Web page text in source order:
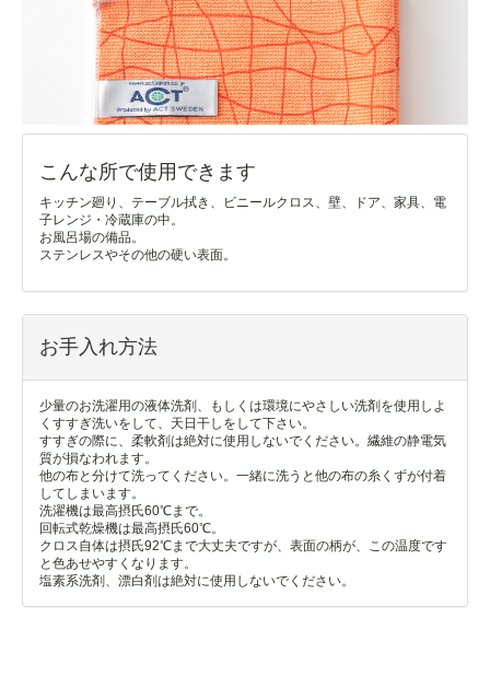
こんな所で使用できます
キッチン廻り、テーブル拭き、ビニールクロス、壁、ドア、家具、電
子レンジ・冷蔵庫の中。
お風呂場の備品。
ステンレスやその他の硬い表面。
お手入れ方法
少量のお洗濯用の液体洗剤、もしくは環境にやさしい洗剤を使用しよ
くすすぎ洗いをして、天日干しをして下さい。
すすぎの際に、柔軟剤は絶対に使用しないでください。繊維の静電気
質が損なわれます。
他の布と分けて洗ってください。一緒に洗うと他の布の糸くずが付着
してしまいます。
洗濯機は最高摂氏60℃まで。
回転式乾燥機は最高摂氏60℃。
クロス自体は摂氏92℃まで大丈夫ですが、表面の柄が、この温度です
と色あせやすくなります。
塩素系洗剤、漂白剤は絶対に使用しないでください。